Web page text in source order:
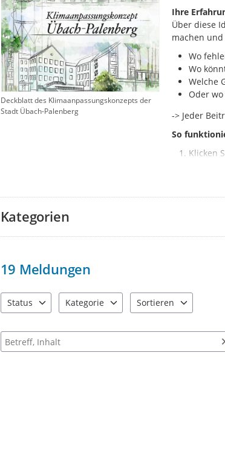
Deckblatt des Klimaanpassungskonzepts der
Stadt Übach-Palenberg
Ihre
Über diese
machen
Wo
Wo
Welche
Oder
-> Jeder
So
Klicken
Sie
auch
Ich freue
Ihre
Kategorien
19 Meldungen
Status
Kategorie
Sortieren
Suche nach Meldungen und Kommentaren